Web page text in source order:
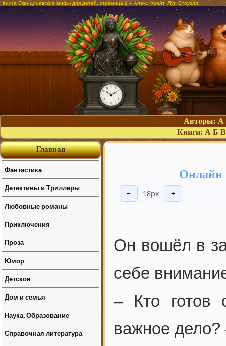
Книга Скандинавские мифы для детей, страница 9 – Алекс Фрайт, Луи Стоуэлл
Авторы: А
Книги: А Б В
Онлайн
− 18px +
Он вошёл в
себе
– Кто готов
важное дело?
Главная
Фантастика
Детективы и Триллеры
Любовные романы
Приключения
Проза
Юмор
Детское
Дом и семья
Наука, Образование
Справочная литература